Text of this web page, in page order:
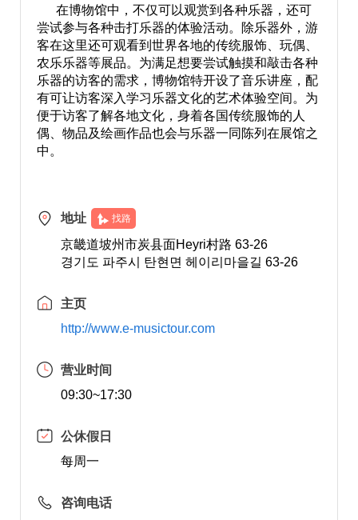
在博物馆中，不仅可以观赏到各种乐器，还可
尝试参与各种击打乐器的体验活动。除乐器外，游
客在这里还可观看到世界各地的传统服饰、玩偶、
农乐乐器等展品。为满足想要尝试触摸和敲击各种
乐器的访客的需求，博物馆特开设了音乐讲座，配
有可让访客深入学习乐器文化的艺术体验空间。为
便于访客了解各地文化，身着各国传统服饰的人
偶、物品及绘画作品也会与乐器一同陈列在展馆之
中。
地址 找路
京畿道坡州市炭县面Heyri村路 63-26
경기도 파주시 탄현면 헤이리마을길 63-26
主页
http://www.e-musictour.com
营业时间
09:30~17:30
公休假日
每周一
咨询电话